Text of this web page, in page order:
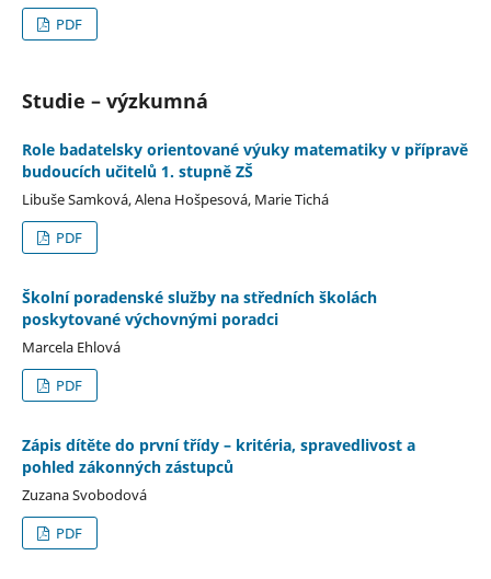
PDF
Studie – výzkumná
Role badatelsky orientované výuky matematiky v přípravě
budoucích učitelů 1. stupně ZŠ
Libuše Samková, Alena Hošpesová, Marie Tichá
PDF
Školní poradenské služby na středních školách
poskytované výchovnými poradci
Marcela Ehlová
PDF
Zápis dítěte do první třídy – kritéria, spravedlivost a
pohled zákonných zástupců
Zuzana Svobodová
PDF